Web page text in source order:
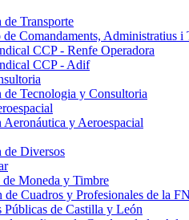
de Transporte
de Comandaments, Administratius i
CCP - Renfe Operadora
CCP - Adif
de Tecnologia y Consultoria
Aeronáutica y Aeroespacial
de Diversos
Moneda y Timbre
de Cuadros y Profesionales de la
Públicas de Castilla y León